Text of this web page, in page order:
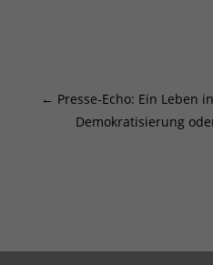
← Presse-Echo: Ein Leben
Demokratisierung